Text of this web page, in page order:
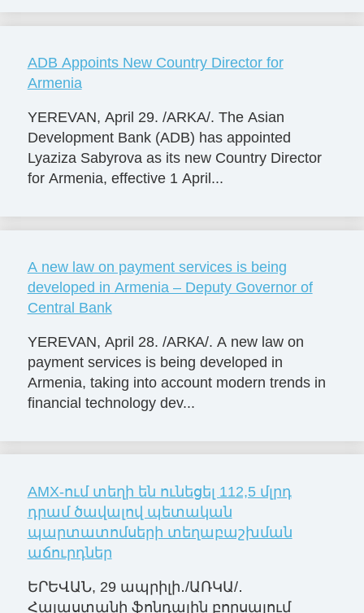
ADB Appoints New Country Director for
Armenia
YEREVAN, April 29. /ARKA/. The Asian
Development Bank (ADB) has appointed
Lyaziza Sabyrova as its new Country Director
for Armenia, effective 1 April...
A new law on payment services is being
developed in Armenia – Deputy Governor of
Central Bank
YEREVAN, April 28. /ARКА/. A new law on
payment services is being developed in
Armenia, taking into account modern trends in
financial technology dev...
AMX-ում տեղի են ունեցել 112,5 մլրդ
դրամ ծավալով պետական
պարտատոմսերի տեղաբաշխման
աճուրդներ
ԵՐԵՎԱՆ, 29 ապրիլի․/ԱՌԿԱ/․
Հայաստանի ֆոնդային բորսայում